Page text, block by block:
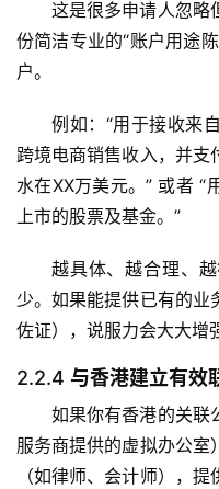
这是很多申请人忽略
份简洁专业的“账户用途
户。
例如：“用于接收来
跨境电商销售收入，并支
水在XX万美元。” 或者 “
上市的股票及基金。”
越具体、越合理、
少。如果能提供已有的业
佐证），说服力会大大增
2.2.4 与香港建立有效
如果你有香港的关联
服务商提供的虚拟办公室
（如律师、会计师），